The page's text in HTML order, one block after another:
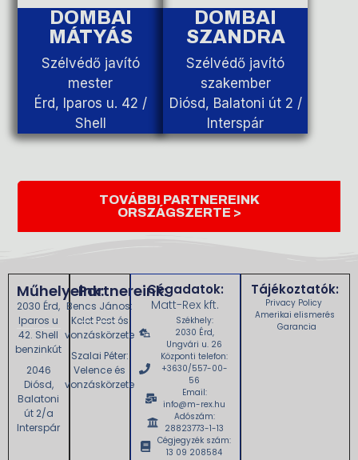
DOMBAI
MÁTYÁS
Szélvédő javító
mester
Érd, Iparos u. 42 /
Shell
DOMBAI
SZANDRA
Szélvédő javító
szakember
Diósd, Balatoni út 2 /
Interspár
TOVÁBBI PARTNEREINK
ORSZÁGSZERTE >
Műhelyeink:
2030 Érd,
Iparos u
42. Shell
benzinkút
2046
Diósd,
Balatoni
út 2/a
Interspár
Partnereink:
Bencs János:
Kelet Pest és
vonzáskörzete
Szalai Péter:
Velence és
vonzáskörzete
Cégadatok:
Matt-Rex kft.
Székhely:
2030 Érd,
Ungvári u. 26
Központi telefon:
+3630/557-00-
56
Email:
info@m-rex.hu
Adószám:
28823773-1-13
Cégjegyzék szám:
13 09 208584
Tájékoztatók:
Privacy Policy
Amerikai elismerés
Garancia